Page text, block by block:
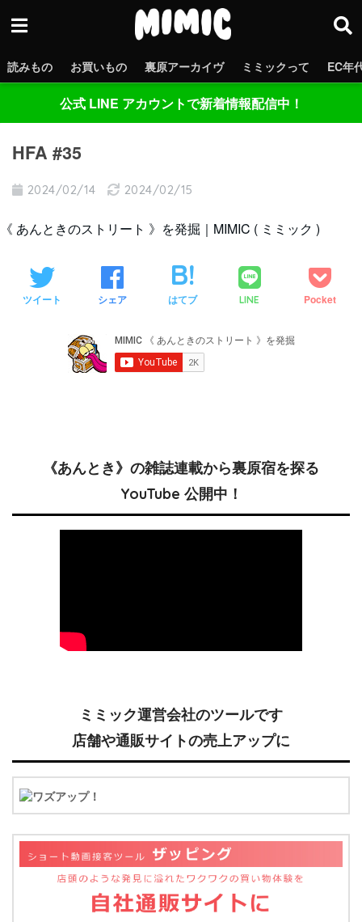
読みもの お買いもの 裏原アーカイヴ ミミックって EC年
公式 LINE アカウントで新着情報配信中！
HFA #35
2024/02/14 2024/02/15
《 あんときのストリート 》を発掘｜MIMIC ( ミミック )
ツイート シェア はてブ LINE Pocket
《あんとき》の雑誌連載から裏原宿を探る
YouTube 公開中！
ミミック運営会社のツールです
店舗や通販サイトの売上アップに